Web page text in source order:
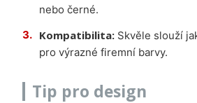
nebo černé.
Kompatibilita: Skvěle slouží
pro výrazné firemní barvy.
Tip pro design